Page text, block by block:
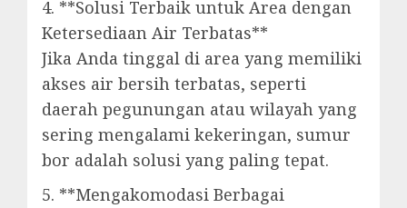
4. **Solusi Terbaik untuk Area dengan
Ketersediaan Air Terbatas**
Jika Anda tinggal di area yang memiliki
akses air bersih terbatas, seperti
daerah pegunungan atau wilayah yang
sering mengalami kekeringan, sumur
bor adalah solusi yang paling tepat.
5. **Mengakomodasi Berbagai